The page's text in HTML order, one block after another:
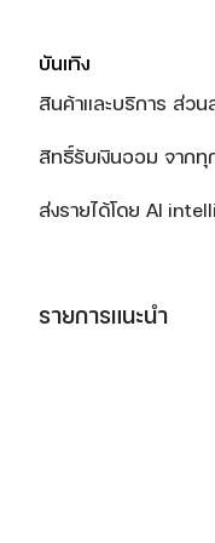
บันเทิง
สินค้าและบริการ ส่ว
สิทธิ์รับเงินออม จาก
ส่งรายได้โดย AI
รายการแนะนำ